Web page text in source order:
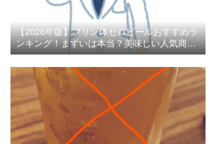
【2026年版】プリン体ゼロビールおすすめラ
ンキング！まずいは本当？美味しい人気商品
を徹底比較